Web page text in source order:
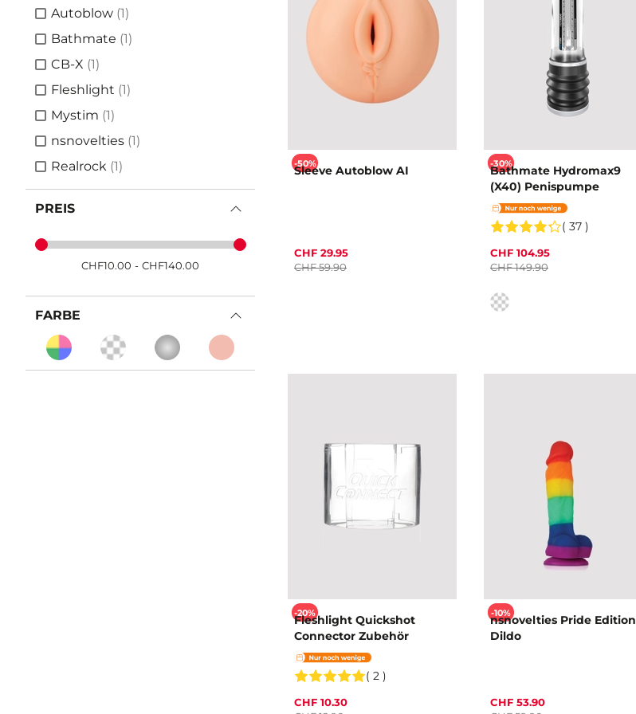
Autoblow (1)
Bathmate (1)
CB-X (1)
Fleshlight (1)
Mystim (1)
nsnovelties (1)
Realrock (1)
PREIS
CHF10.00 - CHF140.00
FARBE
-50%
Sleeve Autoblow AI
CHF 29.95
CHF 59.90
-30%
Bathmate Hydromax9
(X40) Penispumpe
( 37 )
CHF 104.95
CHF 149.90
Farbe
-20%
Fleshlight Quickshot
Connector Zubehör
( 2 )
CHF 10.30
-10%
nsnovelties Pride Edition
Dildo
CHF 53.90